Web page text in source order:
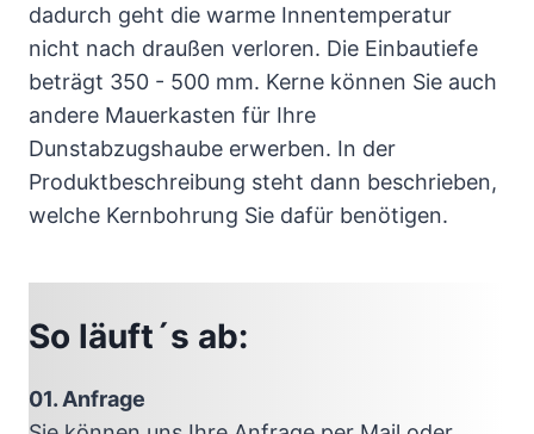
dadurch geht die warme Innentemperatur
nicht nach draußen verloren. Die Einbautiefe
beträgt 350 - 500 mm. Kerne können Sie auch
andere Mauerkasten für Ihre
Dunstabzugshaube erwerben. In der
Produktbeschreibung steht dann beschrieben,
welche Kernbohrung Sie dafür benötigen.
So läuft´s ab:
01. Anfrage